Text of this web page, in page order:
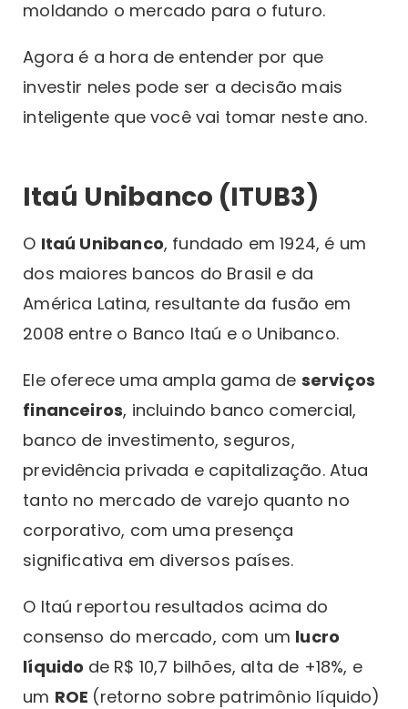
moldando o mercado para o futuro.
Agora é a hora de entender por que
investir neles pode ser a decisão mais
inteligente que você vai tomar neste ano.
Itaú Unibanco (ITUB3)
O Itaú Unibanco, fundado em 1924, é um
dos maiores bancos do Brasil e da
América Latina, resultante da fusão em
2008 entre o Banco Itaú e o Unibanco.
Ele oferece uma ampla gama de serviços
financeiros, incluindo banco comercial,
banco de investimento, seguros,
previdência privada e capitalização. Atua
tanto no mercado de varejo quanto no
corporativo, com uma presença
significativa em diversos países.
O Itaú reportou resultados acima do
consenso do mercado, com um lucro
líquido de R$ 10,7 bilhões, alta de +18%, e
um ROE (retorno sobre patrimônio líquido)